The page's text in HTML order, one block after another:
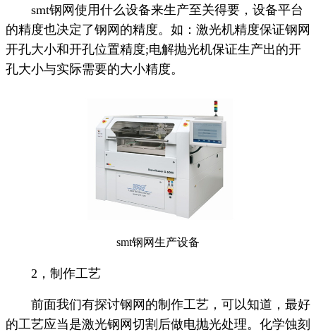
smt钢网使用什么设备来生产至关得要，设备平台
的精度也决定了钢网的精度。如：激光机精度保证钢网
开孔大小和开孔位置精度;电解抛光机保证生产出的开
孔大小与实际需要的大小精度。
smt钢网生产设备
2，制作工艺
前面我们有探讨钢网的制作工艺，可以知道，最好
的工艺应当是激光钢网切割后做电抛光处理。化学蚀刻